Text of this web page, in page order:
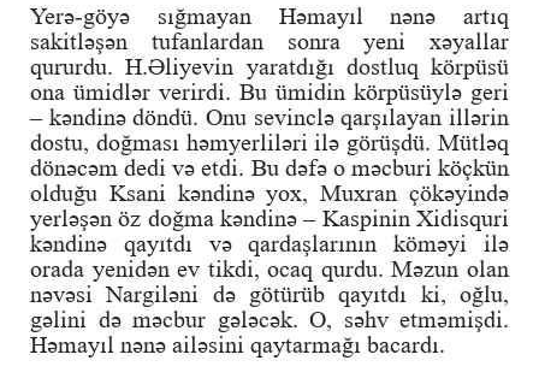
Yerə-göyə sığmayan Həmayıl nənə artıq
sakitləşən tufanlardan sonra yeni xəyallar
qururdu. H.Əliyevin yaratdığı dostluq körpüsü
ona ümidlər verirdi. Bu ümidin körpüsüylə geri
– kəndinə döndü. Onu sevinclə qarşılayan illərin
dostu, doğması həmyerliləri ilə görüşdü. Mütləq
dönəcəm dedi və etdi. Bu dəfə o məcburi köçkün
olduğu Ksani kəndinə yox, Muxran çökəyində
yerləşən öz doğma kəndinə – Kaspinin Xidisquri
kəndinə qayıtdı və qardaşlarının köməyi ilə
orada yenidən ev tikdi, ocaq qurdu. Məzun olan
nəvəsi Nargiləni də götürüb qayıtdı ki, oğlu,
gəlini də məcbur gələcək. O, səhv etməmişdi.
Həmayıl nənə ailəsini qaytarmağı bacardı.